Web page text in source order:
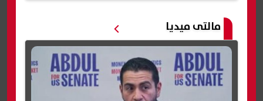
مالتى ميديا